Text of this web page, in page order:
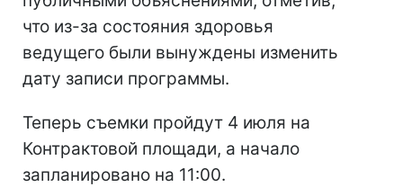
что из-за состояния здоровья
ведущего были вынуждены изменить
дату записи программы.
Теперь съемки пройдут 4 июля на
Контрактовой площади, а начало
запланировано на 11:00.